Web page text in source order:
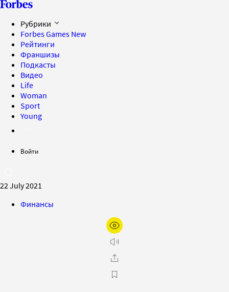
Рубрики
Forbes Games New
Рейтинги
Франшизы
Подкасты
Видео
Life
Woman
Sport
Young
Войти
22 July 2021
Финансы